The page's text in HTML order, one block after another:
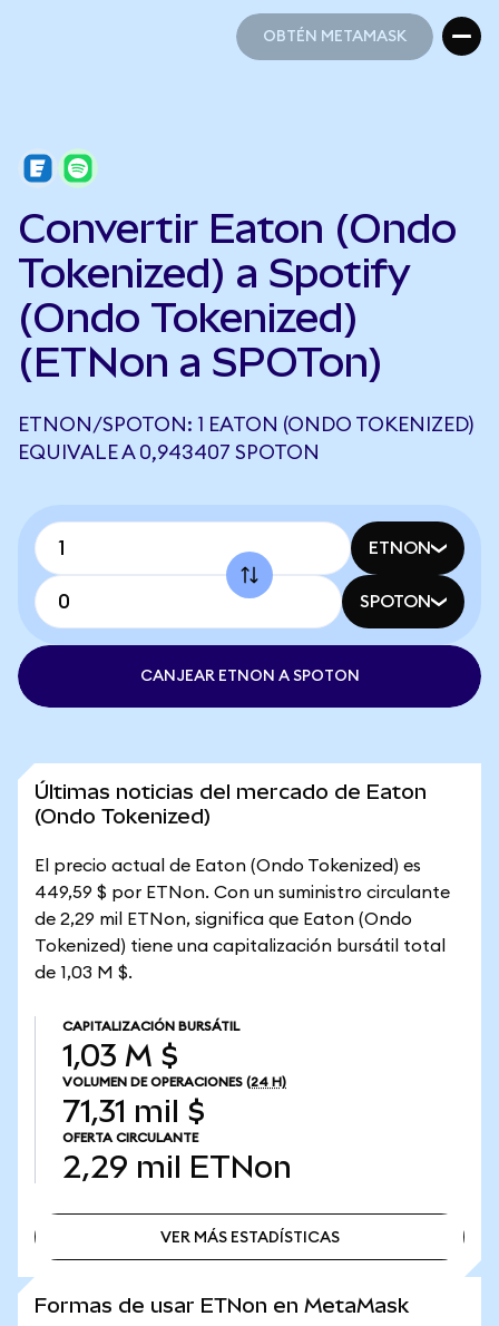
OBTÉN METAMASK
Convertir Eaton (Ondo
Tokenized) a Spotify
(Ondo Tokenized)
(ETNon a SPOTon)
ETNON/SPOTON: 1 EATON (ONDO TOKENIZED)
EQUIVALE A 0,943407 SPOTON
ETNON
SPOTON
CANJEAR ETNON A SPOTON
Últimas noticias del mercado de Eaton
(Ondo Tokenized)
El precio actual de Eaton (Ondo Tokenized) es
449,59 $ por ETNon. Con un suministro circulante
de 2,29 mil ETNon, significa que Eaton (Ondo
Tokenized) tiene una capitalización bursátil total
de 1,03 M $.
CAPITALIZACIÓN BURSÁTIL
1,03 M $
VOLUMEN DE OPERACIONES (24 H)
71,31 mil $
OFERTA CIRCULANTE
2,29 mil ETNon
VER MÁS ESTADÍSTICAS
Formas de usar ETNon en MetaMask